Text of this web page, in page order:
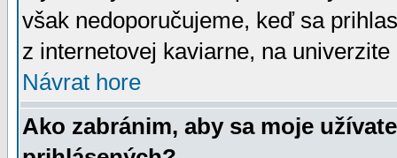
však nedoporučujeme, keď sa
z internetovej kaviarne, na univerzite
Návrat hore
Ako zabránim, aby sa moje